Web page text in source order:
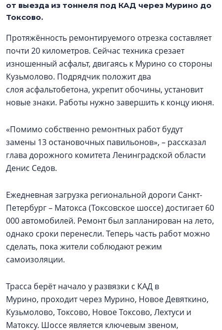
от выезда из тоннеля под КАД через Мурино до
Токсово.
Протяжённость ремонтируемого отрезка составляет
почти 20 километров. Сейчас техника срезает
изношенный асфальт, двигаясь к Мурино со стороны
Кузьмолово. Подрядчик положит два
слоя асфальтобетона, укрепит обочины, установит
новые знаки. Работы нужно завершить к концу июня.
«Помимо собственно ремонтных работ будут
замены 13 остановочных павильонов», – рассказал
глава дорожного комитета Ленинградской области
Денис Седов.
Ежедневная загрузка региональной дороги Санкт-
Петербург – Матокса (Токсовское шоссе) достигает 60
000 автомобилей. Ремонт был запланирован на лето,
однако сроки перенесли. Теперь часть работ можно
сделать, пока жители соблюдают режим
самоизоляции.
Трасса берёт начало у развязки с КАД в
Мурино, проходит через Мурино, Новое Девяткино,
Кузьмолово, Токсово, Новое Токсово, Лехтуси и
Матоксу. Шоссе является ключевым звеном,